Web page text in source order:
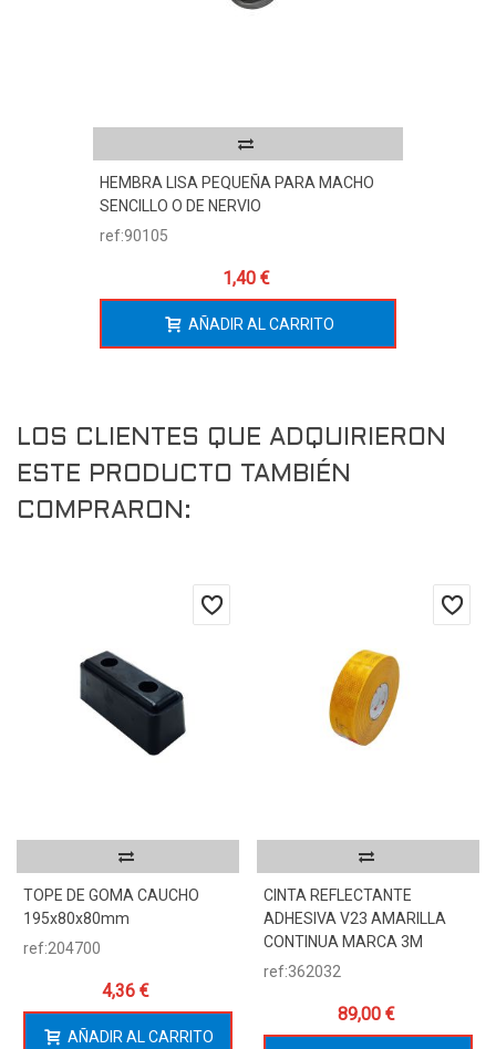
HEMBRA LISA PEQUEÑA PARA MACHO
SENCILLO O DE NERVIO
ref:90105
1,40 €
AÑADIR AL CARRITO
LOS CLIENTES QUE ADQUIRIERON
ESTE PRODUCTO TAMBIÉN
COMPRARON:
TOPE DE GOMA CAUCHO
195x80x80mm
ref:204700
4,36 €
AÑADIR AL CARRITO
CINTA REFLECTANTE
ADHESIVA V23 AMARILLA
CONTINUA MARCA 3M
ref:362032
89,00 €